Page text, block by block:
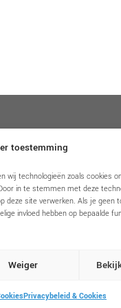
toestemming
wij technologieën zoals cookies
in te stemmen met deze
deze site verwerken. Als je geen
invloed hebben op bepaalde
Weiger
Privacybeleid & Cookies
ONS